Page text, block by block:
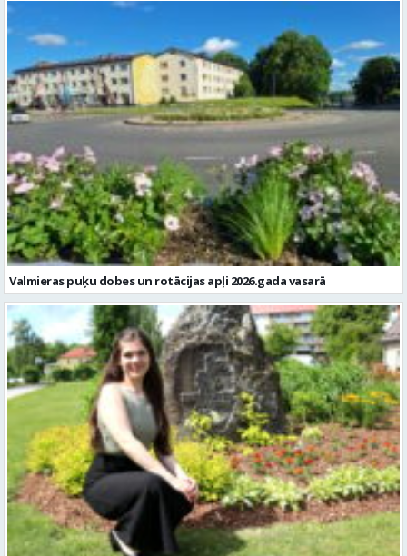
Valmieras puķu dobes un rotācijas apļi 2026.gada vasarā